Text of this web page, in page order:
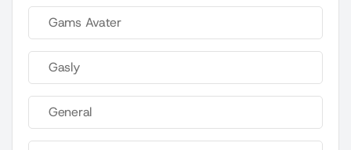
Gams Avater
Gasly
General